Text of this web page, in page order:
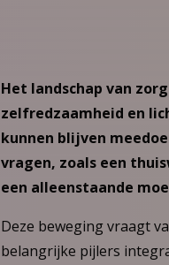
Het landschap van
zelfredzaamheid en
kunnen blijven
vragen, zoals een
een alleenstaande
Deze beweging vraagt
belangrijke pijlers